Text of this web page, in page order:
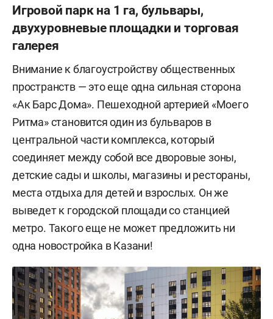
Игровой парк на 1 га, бульвары,
двухуровневые площадки и торговая
галерея
Внимание к благоустройству общественных
пространств — это еще одна сильная сторона
«Ак Барс Дома». Пешеходной артерией «Моего
Ритма» становится один из бульваров в
центральной части комплекса, который
соединяет между собой все дворовые зоны,
детские сады и школы, магазины и рестораны,
места отдыха для детей и взрослых. Он же
выведет к городской площади со станцией
метро. Такого еще не может предложить ни
одна новостройка в Казани!